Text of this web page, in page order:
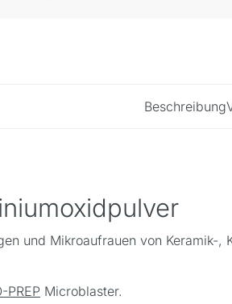
Beschreibung
und Mikroaufrauen von
PREP Microblaster.